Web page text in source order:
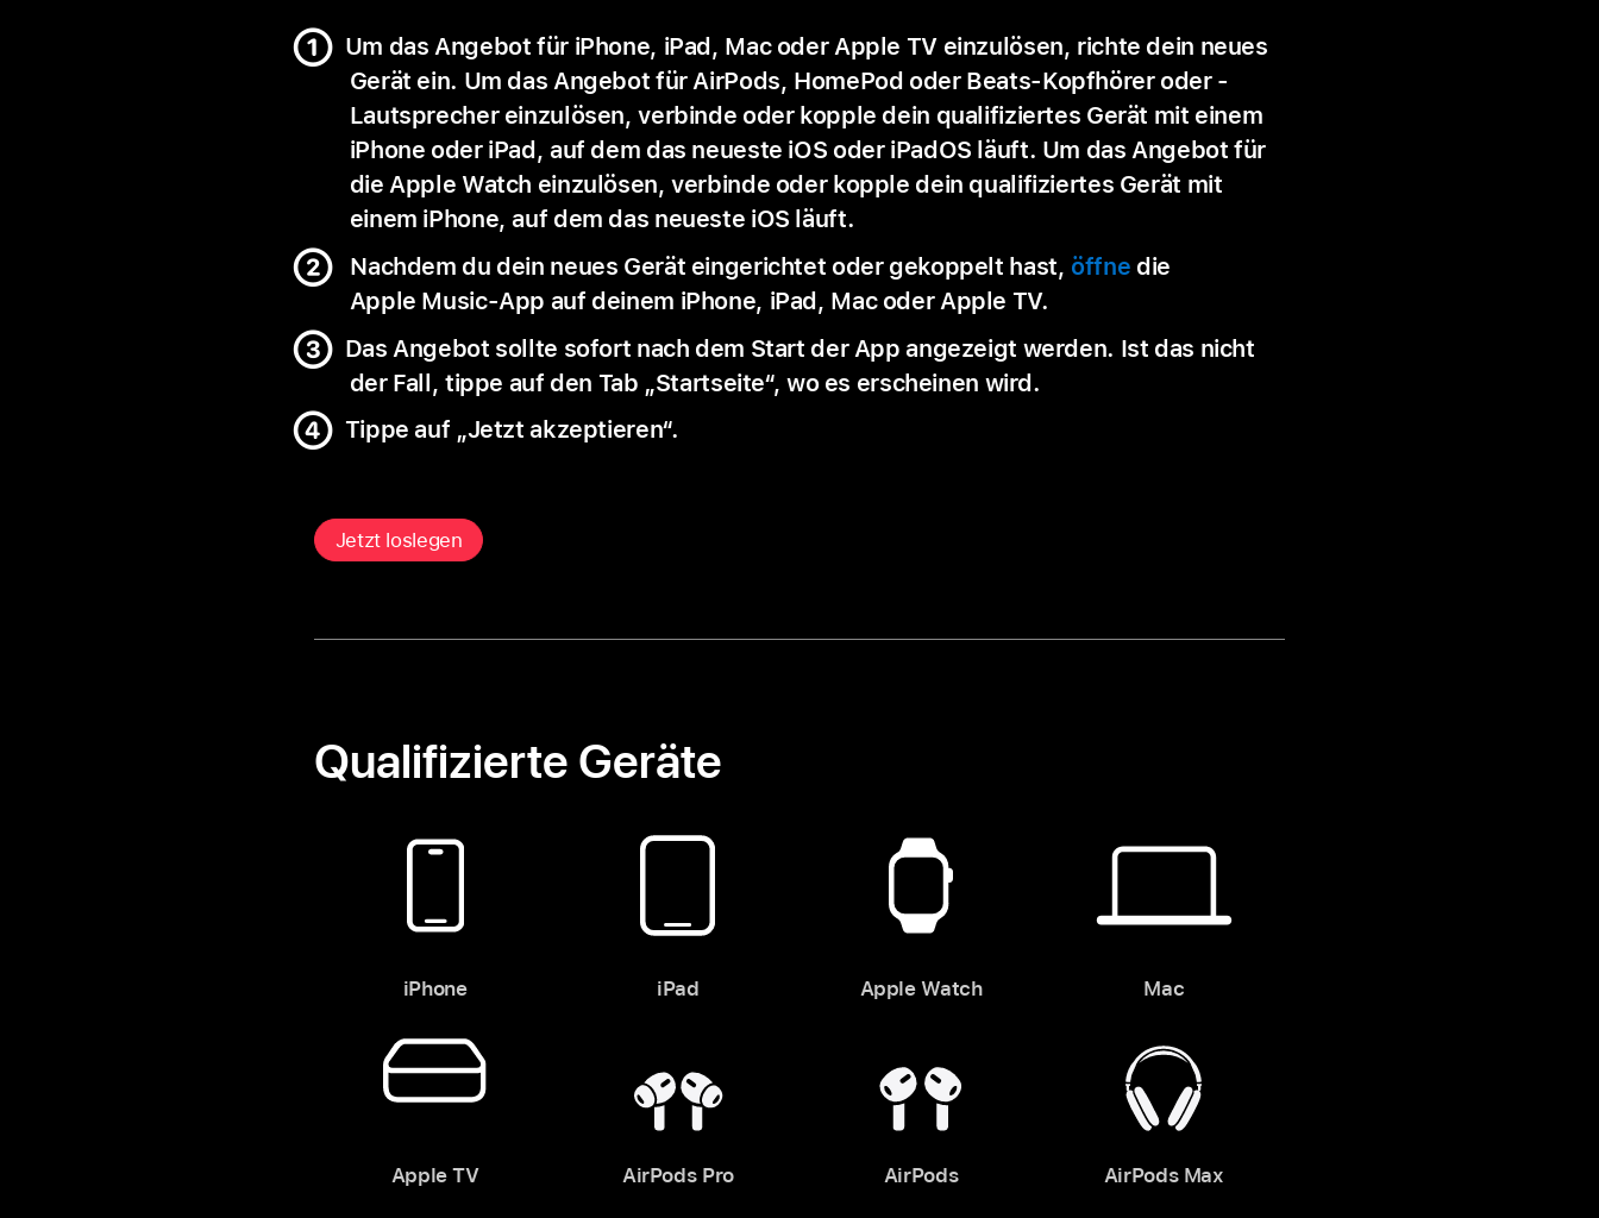
Um das Angebot für iPhone, iPad, Mac oder Apple TV einzulösen, richte dein neues
Gerät ein. Um das Angebot für AirPods, HomePod oder Beats-Kopfhörer oder -
Lautsprecher einzulösen, verbinde oder kopple dein qualifiziertes Gerät mit einem
iPhone oder iPad, auf dem das neueste iOS oder iPadOS läuft. Um das Angebot für
die Apple Watch einzulösen, verbinde oder kopple dein qualifiziertes Gerät mit
einem iPhone, auf dem das neueste iOS läuft.
Nachdem du dein neues Gerät eingerichtet oder gekoppelt hast, öffne die
Apple Music-App auf deinem iPhone, iPad, Mac oder Apple TV.
Das Angebot sollte sofort nach dem Start der App angezeigt werden. Ist das nicht
der Fall, tippe auf den Tab „Startseite“, wo es erscheinen wird.
Tippe auf „Jetzt akzeptieren“.
Jetzt loslegen
Qualifizierte Geräte
iPhone iPad Apple Watch Mac
Apple TV AirPods Pro AirPods AirPods Max